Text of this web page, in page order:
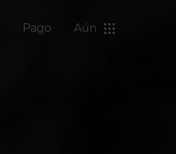
Pago Aún